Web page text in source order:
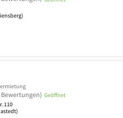
5 Sternen
Bewertungen) Geöffnet
110